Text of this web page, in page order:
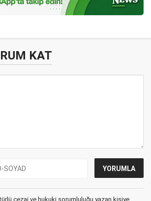
KAT
türlü cezai ve hukuki sorumluluğu yazan kişiye